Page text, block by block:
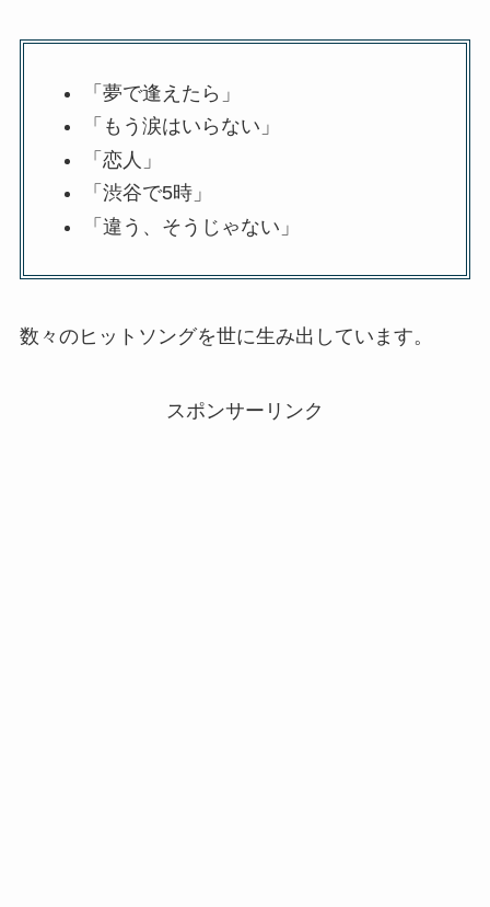
「夢で逢えたら」
「もう涙はいらない」
「恋人」
「渋谷で5時」
「違う、そうじゃない」
数々のヒットソングを世に生み出しています。
スポンサーリンク